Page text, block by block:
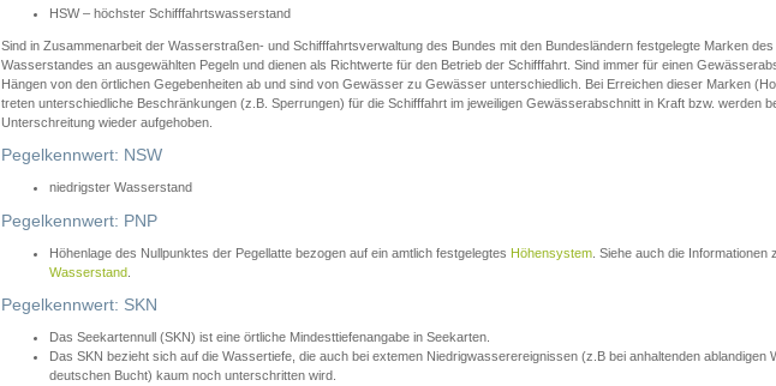
HSW – höchster Schifffahrtswasserstand
Sind in Zusammenarbeit der Wasserstraßen- und Schifffahrtsverwaltung des Bundes mit den Bundesländern festgelegte Marken des
Wasserstandes an ausgewählten Pegeln und dienen als Richtwerte für den Betrieb der Schifffahrt. Sind immer für einen
Hängen von den örtlichen Gegebenheiten ab und sind von Gewässer zu Gewässer unterschiedlich. Bei Erreichen dieser Marken
treten unterschiedliche Beschränkungen (z.B. Sperrungen) für die Schifffahrt im jeweiligen Gewässerabschnitt in Kraft bzw. werden
Unterschreitung wieder aufgehoben.
Pegelkennwert: NSW
niedrigster Wasserstand
Pegelkennwert: PNP
Höhenlage des Nullpunktes der Pegellatte bezogen auf ein amtlich festgelegtes Höhensystem . Siehe auch die Informationen
Wasserstand
Pegelkennwert: SKN
Das Seekartennull (SKN) ist eine örtliche Mindesttiefenangabe in Seekarten.
Das SKN bezieht sich auf die Wassertiefe, die auch bei extemen Niedrigwasserereignissen (z.B bei anhaltenden ablandigen
deutschen Bucht) kaum noch unterschritten wird.